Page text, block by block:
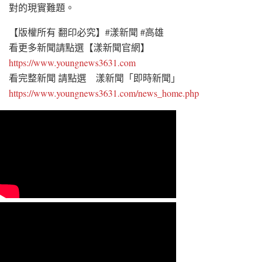
對的現實難題。
【版權所有 翻印必究】#漾新聞 #高雄
看更多新聞請點選【漾新聞官網】
https://www.youngnews3631.com
看完整新聞 請點選 漾新聞「即時新聞」
https://www.youngnews3631.com/news_home.php